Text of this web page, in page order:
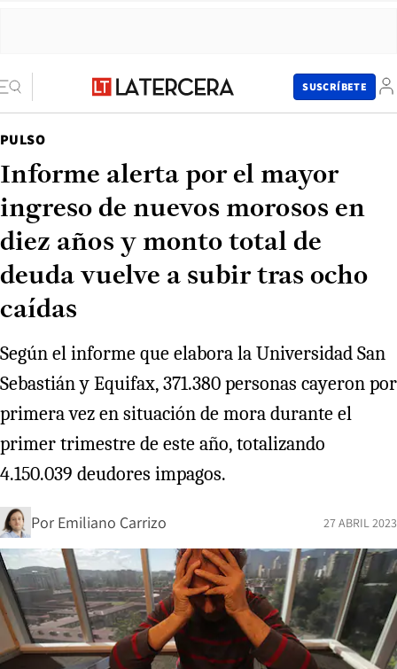
SUSCRÍBETE
PULSO
Informe alerta por el mayor
ingreso de nuevos morosos en
diez años y monto total de
deuda vuelve a subir tras ocho
caídas
Según el informe que elabora la Universidad San
Sebastián y Equifax, 371.380 personas cayeron por
primera vez en situación de mora durante el
primer trimestre de este año, totalizando
4.150.039 deudores impagos.
Por Emiliano Carrizo 27 ABRIL 2023